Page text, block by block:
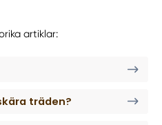
artiklar:
träden?